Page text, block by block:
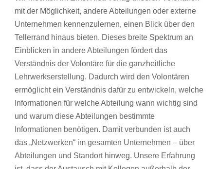
mit der Möglichkeit, andere Abteilungen oder externe
Unternehmen kennenzulernen, einen Blick über den
Tellerrand hinaus bieten. Dieses breite Spektrum an
Einblicken in andere Abteilungen fördert das
Verständnis der Volontäre für die ganzheitliche
Lehrwerkserstellung. Dadurch wird den Volontären
ermöglicht ein Verständnis dafür zu entwickeln, welche
Informationen für welche Abteilung wann wichtig sind
und warum diese Abteilungen bestimmte
Informationen benötigen. Damit verbunden ist auch
das „Netzwerken“ im gesamten Unternehmen – über
Abteilungen und Standort hinweg. Unsere Erfahrung